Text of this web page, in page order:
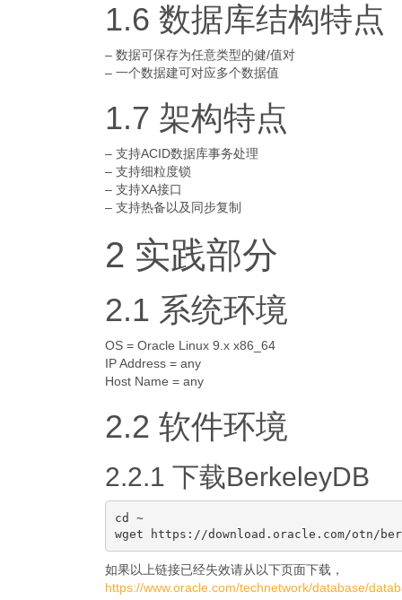
1.6 数据库结构特点
– 数据可保存为任意类型的健/值对
– 一个数据建可对应多个数据值
1.7 架构特点
– 支持ACID数据库事务处理
– 支持细粒度锁
– 支持XA接口
– 支持热备以及同步复制
2 实践部分
2.1 系统环境
OS = Oracle Linux 9.x x86_64
IP Address = any
Host Name = any
2.2 软件环境
2.2.1 下载BerkeleyDB
cd ~
如果以上链接已经失效请从以下页面下载，
https://www.oracle.com/technetwork/database/